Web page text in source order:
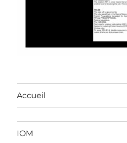
Accueil
IOM